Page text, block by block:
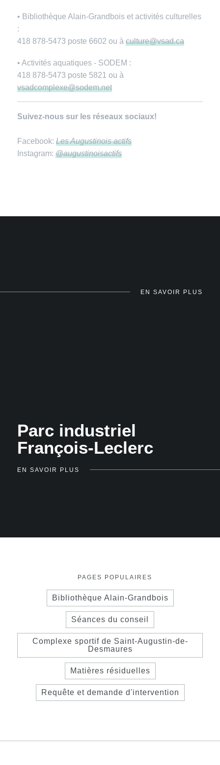
• Bibliothèque Alain-Grandbois et activités culturelles
:
418 878-5473 poste 6602 ou à culture@vsad.ca
• Activités aquatiques - SODEM :
418 878-5473 poste 5821 ou à
vsadcomplexe@sodem.net
Suivez-nous sur les réseaux sociaux!
Facebook: Les Augustinois actifs
Instagram: @augustinoisactifs
EN SAVOIR PLUS
Parc industriel
François-Leclerc
EN SAVOIR PLUS
PAGES POPULAIRES
Bibliothèque Alain-Grandbois
Séances du conseil
Complexe sportif de Saint-Augustin-de-
Desmaures
Matières résiduelles
Requête et demande d'intervention